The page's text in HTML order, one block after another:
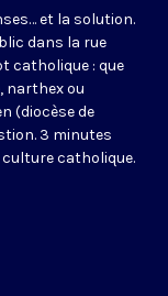
et la solution.
dans la rue
catholique : que
narthex ou
(diocèse de
3 minutes
catholique.